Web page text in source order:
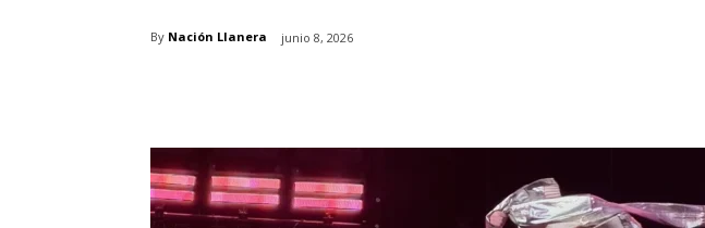
By Nación Llanera junio 8, 2026